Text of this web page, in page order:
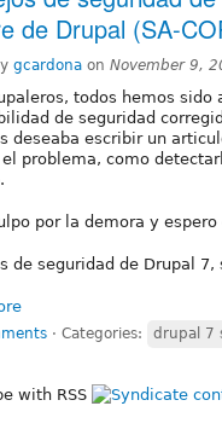
de Drupal (SA-
gcardona on November 9,
todos hemos
de seguridad
deseaba escribir un
problema, como
por la demora y
de seguridad de Drupal 7,
⋅ Categories: drupal 7
with RSS